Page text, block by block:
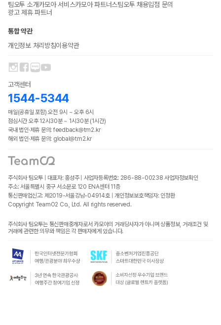
팀오투 소개카모아 서비스카모아 파트너스팀오투 채용입점 문의
광고 제휴 파트너
통합 약관
개인정보 처리방침이용약관
고객센터
1544-5344
매일(공휴일 포함) 오전 9시 ~ 오후 6시
점심시간 오후 12시30분 ~ 1시30분 (1시간)
국내 법인·제휴 문의: feedback@tm2.kr
해외 법인·제휴 문의: global@tm2.kr
주식회사 팀오투 | 대표자: 홍성주 | 사업자등록번호: 286-88-00238 사업자정보확인
주소: 서울특별시 중구 서소문로 120 ENA센터 11층
통신판매업신고: 제2019-서울강남-04914호 | 개인정보보호책임자: 인정환
Copyright TeamO2 Co., Ltd. All rights reserved.
주식회사 팀오투는 통신판매중개자로서 카모아의 거래당사자가 아니며 상품정보, 거래조건 및
거래에 관련한 의무와 책임은 각 판매자에게 있습니다.